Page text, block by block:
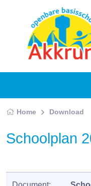
Home Download
Schoolplan